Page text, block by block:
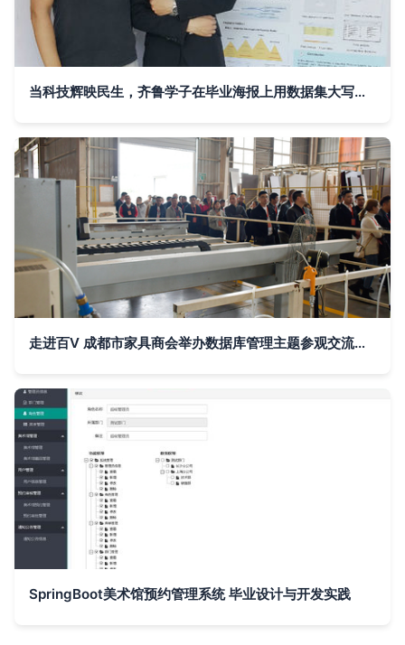
当科技辉映民生，齐鲁学子在毕业海报上用数据集大写智能化工匠之心
走进百V 成都市家具商会举办数据库管理主题参观交流沙龙活动
SpringBoot美术馆预约管理系统 毕业设计与开发实践